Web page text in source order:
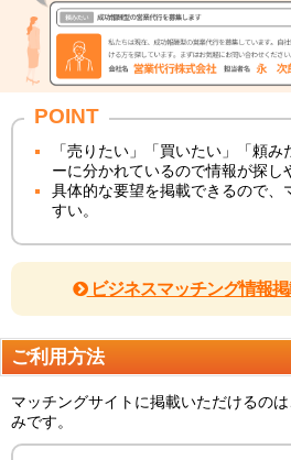
POINT
「売りたい」「買いたい」「頼
ーに分かれているので情報が探し
具体的な要望を掲載できるので、
すい。
ビジネスマッチング情報
ご利用方法
マッチングサイトに掲載いただけるの
みです。